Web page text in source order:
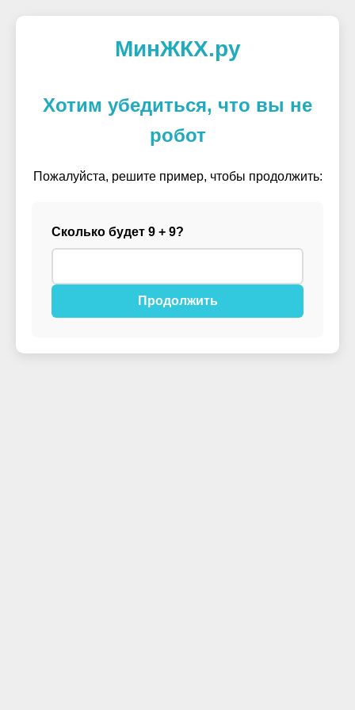
МинЖКХ.ру
Хотим убедиться, что вы не
робот
Пожалуйста, решите пример, чтобы продолжить:
Сколько будет 9 + 9?
Продолжить